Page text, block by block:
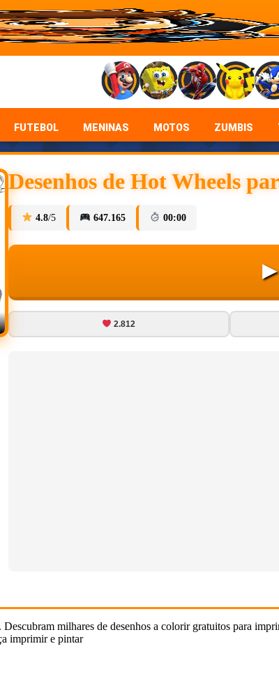
FUTEBOL MENINAS MOTOS ZUMBIS
Desenhos de Hot Wheels
4.8/5 647.165 00:00
▶
2.812
milhares de desenhos a colorir gratuitos para
imprimir e pintar